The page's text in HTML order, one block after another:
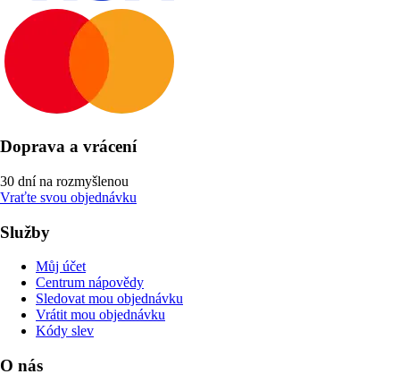
Doprava a vrácení
30 dní na rozmyšlenou
Vraťte svou objednávku
Služby
Můj účet
Centrum nápovědy
Sledovat mou objednávku
Vrátit mou objednávku
Kódy slev
O nás